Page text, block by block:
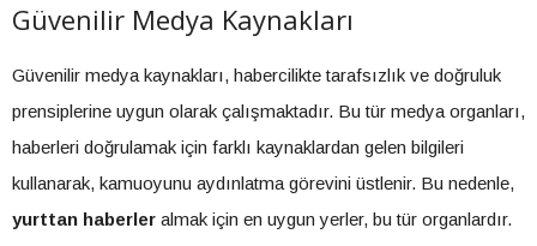
Güvenilir Medya Kaynakları
Güvenilir medya kaynakları, habercilikte tarafsızlık ve doğruluk
prensiplerine uygun olarak çalışmaktadır. Bu tür medya organları,
haberleri doğrulamak için farklı kaynaklardan gelen bilgileri
kullanarak, kamuoyunu aydınlatma görevini üstlenir. Bu nedenle,
yurttan haberler almak için en uygun yerler, bu tür organlardır.